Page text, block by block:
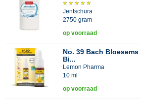
Jentschura
2750 gram
op voorraad
No. 39 Bach
Bi...
Lemon Pharma
10 ml
op voorraad